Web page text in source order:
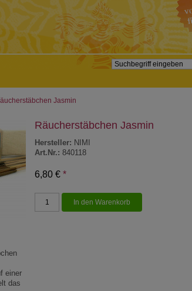
Jasmin
einer
das
Räucherstäbchen Jasmin
Hersteller: NIMI
Art.Nr.: 840118
6,80 € *